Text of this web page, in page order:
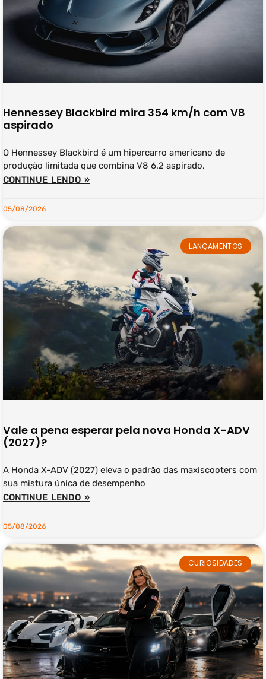
Hennessey Blackbird mira 354 km/h com V8
aspirado
O Hennessey Blackbird é um hipercarro americano de
produção limitada que combina V8 6.2 aspirado,
CONTINUE LENDO »
05/08/2026
LANÇAMENTOS
Vale a pena esperar pela nova Honda X-ADV
(2027)?
A Honda X-ADV (2027) eleva o padrão das maxiscooters com
sua mistura única de desempenho
CONTINUE LENDO »
05/08/2026
CURIOSIDADES